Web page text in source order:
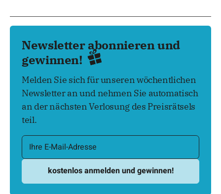
Newsletter abonnieren und
gewinnen!
Melden Sie sich für unseren wöchentlichen
Newsletter an und nehmen Sie automatisch
an der nächsten Verlosung des Preisrätsels
teil.